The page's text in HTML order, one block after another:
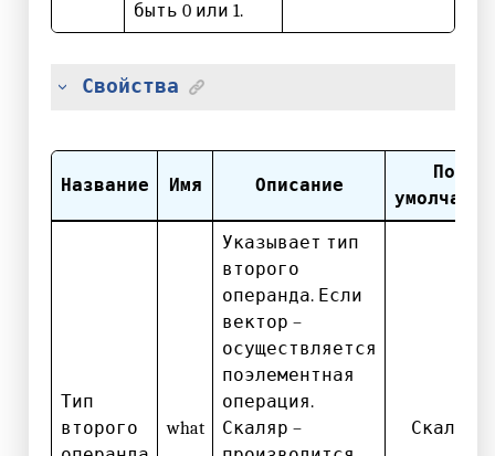
быть 0 или 1.
Свойства
Название Имя Описание
По
умолчанию
Тип
второго
what
Указывает тип
второго
операнда. Если
вектор –
осуществляется
поэлементная
операция.
Скаляр –
Скаляр